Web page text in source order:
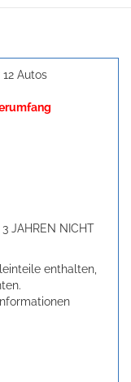
Autos
JAHREN NICHT
enthalten,